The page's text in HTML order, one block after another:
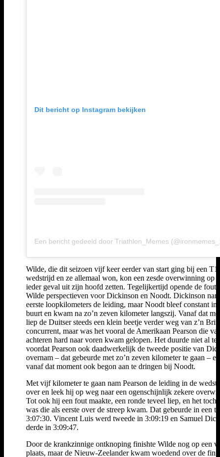
Dit bericht op Instagram bekijken
Wilde, die dit seizoen vijf keer eerder van start ging bij een
wedstrijd en ze allemaal won, kon een zesde overwinning op
ieder geval uit zijn hoofd zetten. Tegelijkertijd opende de fout
Wilde perspectieven voor Dickinson en Noodt. Dickinson
eerste loopkilometers de leiding, maar Noodt bleef constant in
buurt en kwam na zo’n zeven kilometer langszij. Vanaf dat
liep de Duitser steeds een klein beetje verder weg van z’n
concurrent, maar was het vooral de Amerikaan Pearson die
achteren hard naar voren kwam gelopen. Het duurde niet al te
voordat Pearson ook daadwerkelijk de tweede positie van
overnam – dat gebeurde met zo’n zeven kilometer te gaan – en
vanaf dat moment ook begon aan te dringen bij Noodt.
Met vijf kilometer te gaan nam Pearson de leiding in de
over en leek hij op weg naar een ogenschijnlijk zekere
Tot ook hij een fout maakte, een ronde teveel liep, en het toch
was die als eerste over de streep kwam. Dat gebeurde in een
3:07:30. Vincent Luis werd tweede in 3:09:19 en Samuel
derde in 3:09:47.
Door de krankzinnige ontknoping finishte Wilde nog op een
plaats, maar de Nieuw-Zeelander kwam woedend over de